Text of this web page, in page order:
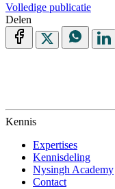
Volledige publicatie
Delen
Kennis
Expertises
Kennisdeling
Nysingh Academy
Contact